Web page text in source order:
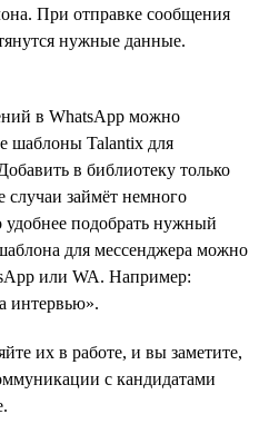
При отправке сообщения
нужные данные.
в WhatsApp можно
шаблоны Talantix для
в библиотеку только
случаи займёт немного
подобрать нужный
для мессенджера можно
или WA. Например:
интервью».
их в работе, и вы заметите,
с кандидатами